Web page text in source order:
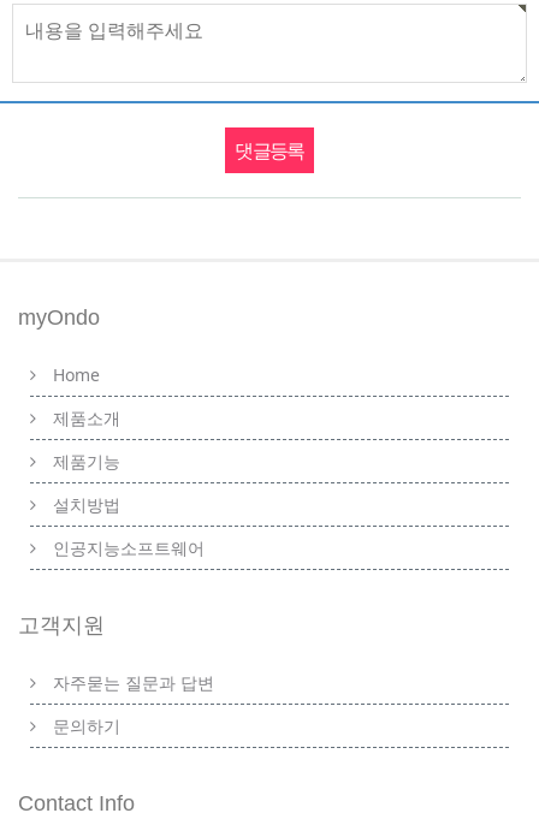
myOndo
Home
제품소개
제품기능
설치방법
인공지능소프트웨어
고객지원
자주묻는 질문과 답변
문의하기
Contact Info